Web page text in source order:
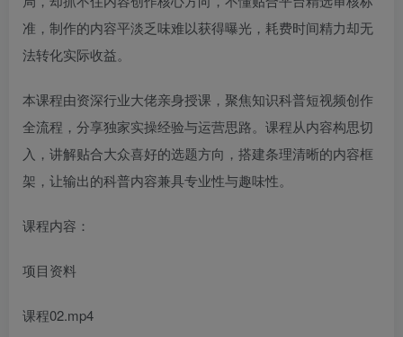
准，制作的内容平淡乏味难以获得曝光，耗费时间精力却无
法转化实际收益。
本课程由资深行业大佬亲身授课，聚焦知识科普短视频创作
全流程，分享独家实操经验与运营思路。课程从内容构思切
入，讲解贴合大众喜好的选题方向，搭建条理清晰的内容框
架，让输出的科普内容兼具专业性与趣味性。
课程内容：
项目资料
课程02.mp4